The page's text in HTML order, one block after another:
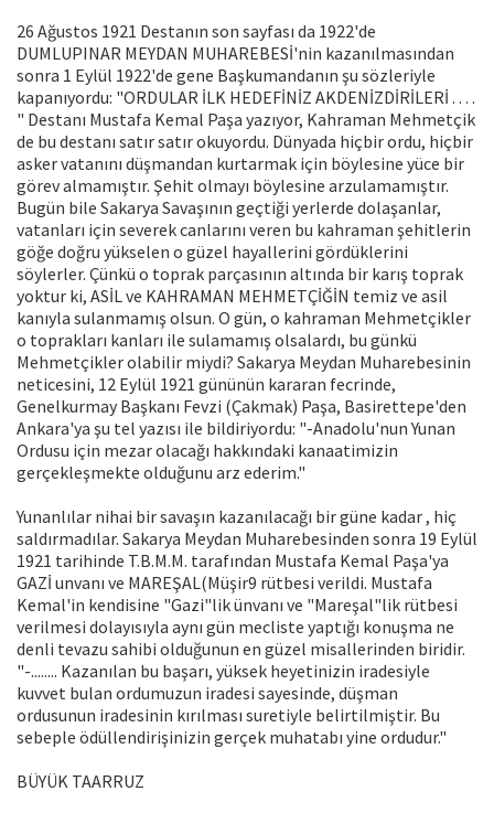
26 Ağustos 1921 Destanın son sayfası da 1922'de
DUMLUPINAR MEYDAN MUHAREBESİ'nin kazanılmasından
sonra 1 Eylül 1922'de gene Başkumandanın şu sözleriyle
kapanıyordu: "ORDULAR İLK HEDEFİNİZ AKDENİZDİRİLERİ . . . .
" Destanı Mustafa Kemal Paşa yazıyor, Kahraman Mehmetçik
de bu destanı satır satır okuyordu. Dünyada hiçbir ordu, hiçbir
asker vatanını düşmandan kurtarmak için böylesine yüce bir
görev almamıştır. Şehit olmayı böylesine arzulamamıştır.
Bugün bile Sakarya Savaşının geçtiği yerlerde dolaşanlar,
vatanları için severek canlarını veren bu kahraman şehitlerin
göğe doğru yükselen o güzel hayallerini gördüklerini
söylerler. Çünkü o toprak parçasının altında bir karış toprak
yoktur ki, ASİL ve KAHRAMAN MEHMETÇİĞİN temiz ve asil
kanıyla sulanmamış olsun. O gün, o kahraman Mehmetçikler
o toprakları kanları ile sulamamış olsalardı, bu günkü
Mehmetçikler olabilir miydi? Sakarya Meydan Muharebesinin
neticesini, 12 Eylül 1921 gününün kararan fecrinde,
Genelkurmay Başkanı Fevzi (Çakmak) Paşa, Basirettepe'den
Ankara'ya şu tel yazısı ile bildiriyordu: "-Anadolu'nun Yunan
Ordusu için mezar olacağı hakkındaki kanaatimizin
gerçekleşmekte olduğunu arz ederim."
Yunanlılar nihai bir savaşın kazanılacağı bir güne kadar , hiç
saldırmadılar. Sakarya Meydan Muharebesinden sonra 19 Eylül
1921 tarihinde T.B.M.M. tarafından Mustafa Kemal Paşa'ya
GAZİ unvanı ve MAREŞAL(Müşir9 rütbesi verildi. Mustafa
Kemal'in kendisine "Gazi"lik ünvanı ve "Mareşal"lik rütbesi
verilmesi dolayısıyla aynı gün mecliste yaptığı konuşma ne
denli tevazu sahibi olduğunun en güzel misallerinden biridir.
"-........ Kazanılan bu başarı, yüksek heyetinizin iradesiyle
kuvvet bulan ordumuzun iradesi sayesinde, düşman
ordusunun iradesinin kırılması suretiyle belirtilmiştir. Bu
sebeple ödüllendirişinizin gerçek muhatabı yine ordudur."
BÜYÜK TAARRUZ